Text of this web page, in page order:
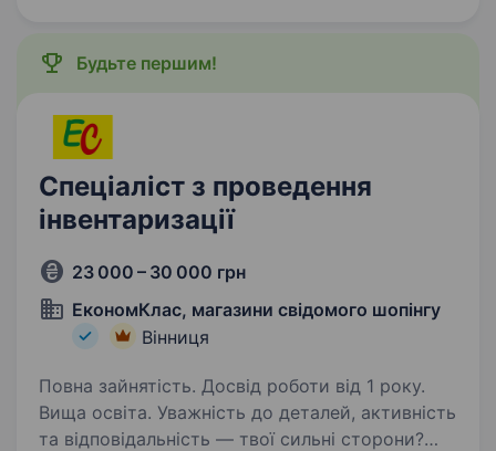
та організованість;…
Будьте першим!
Спеціаліст з проведення
інвентаризації
23 000 – 30 000 грн
ЕкономКлас, магазини свідомого шопінгу
Вінниця
Повна зайнятість. Досвід роботи від 1 року.
Вища освіта. Уважність до деталей, активність
та відповідальність — твої сильні сторони?